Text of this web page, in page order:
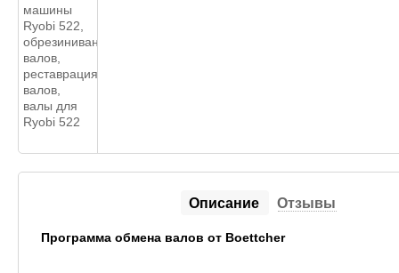
Описание Отзывы
Программа обмена валов от Boettcher